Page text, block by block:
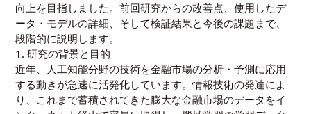
向上を目指しました。前回研究からの改善点、使用したデ
ータ・モデルの詳細、そして検証結果と今後の課題まで、
段階的に説明します。
1. 研究の背景と目的
近年、人工知能分野の技術を金融市場の分析・予測に応用
する動きが急速に活発化しています。情報技術の発達によ
り、これまで蓄積されてきた膨大な金融市場のデータをイ